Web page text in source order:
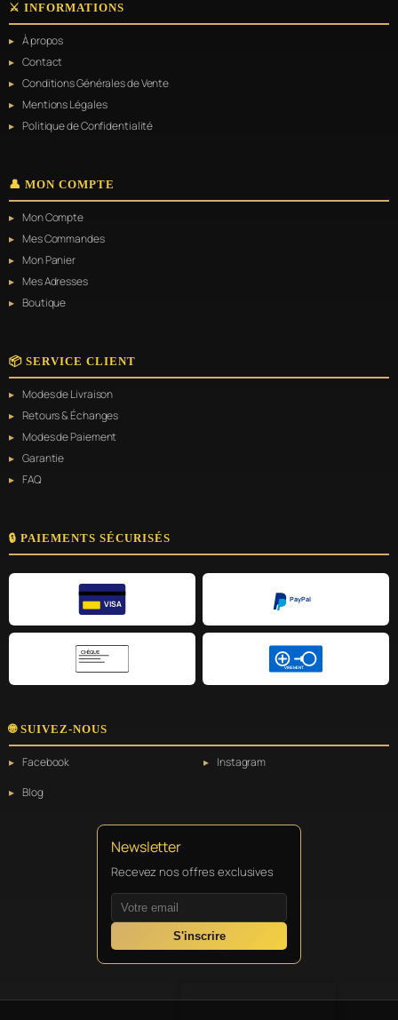
⚔️ INFORMATIONS
À propos
Contact
Conditions Générales de Vente
Mentions Légales
Politique de Confidentialité
👤 MON COMPTE
Mon Compte
Mes Commandes
Mon Panier
Mes Adresses
Boutique
📦 SERVICE CLIENT
Modes de Livraison
Retours & Échanges
Modes de Paiement
Garantie
FAQ
🔒 PAIEMENTS SÉCURISÉS
VISA
PayPal
CHÈQUE
VIREMENT
🌐 SUIVEZ-NOUS
Facebook
Instagram
Blog
Newsletter
Recevez nos offres exclusives
S'inscrire